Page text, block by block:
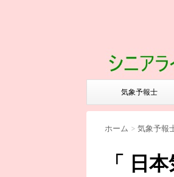
気象予報士
ホーム > 気象予報
「 日